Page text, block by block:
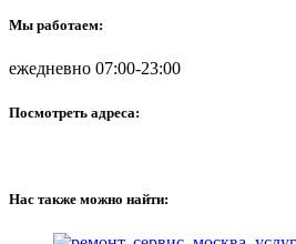
Мы работаем:
ежедневно 07:00-23:00
Посмотреть адреса:
Нас также можно найти: